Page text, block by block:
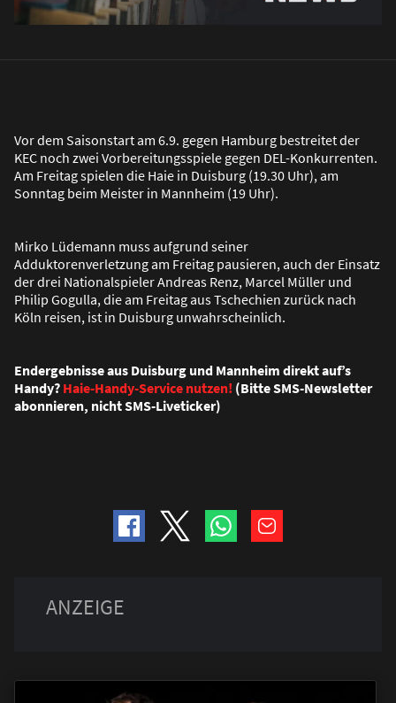
Vor dem Saisonstart am 6.9. gegen Hamburg bestreitet der
KEC noch zwei Vorbereitungsspiele gegen DEL-Konkurrenten.
Am Freitag spielen die Haie in Duisburg (19.30 Uhr), am
Sonntag beim Meister in Mannheim (19 Uhr).
Mirko Lüdemann muss aufgrund seiner
Adduktorenverletzung am Freitag pausieren, auch der Einsatz
der drei Nationalspieler Andreas Renz, Marcel Müller und
Philip Gogulla, die am Freitag aus Tschechien zurück nach
Köln reisen, ist in Duisburg unwahrscheinlich.
Endergebnisse aus Duisburg und Mannheim direkt auf’s
Handy? Haie-Handy-Service nutzen! (Bitte SMS-Newsletter
abonnieren, nicht SMS-Liveticker)